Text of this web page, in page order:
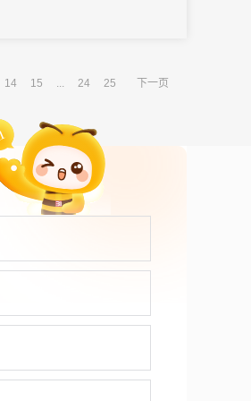
高等教育3个平行分会场进行，旨
14 15 ... 24 25 下一页